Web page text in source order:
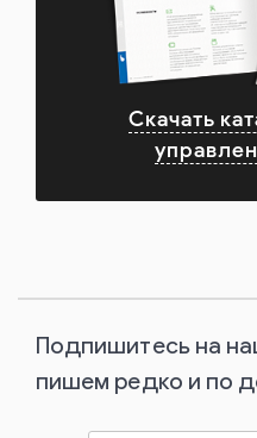
Скачать
Подпишитесь на
пишем редко и по